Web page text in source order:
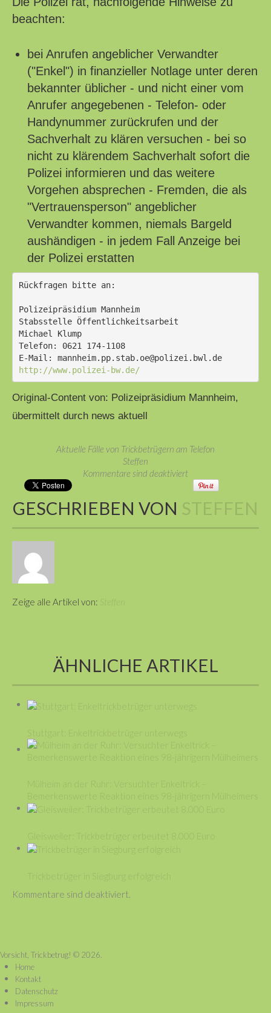
beachten:
bei Anrufen angeblicher Verwandter
("Enkel") in finanzieller Notlage unter deren
bekannter üblicher - und nicht einer vom
Anrufer angegebenen - Telefon- oder
Handynummer zurückrufen und der
Sachverhalt zu klären versuchen - bei so
nicht zu klärendem Sachverhalt sofort die
Polizei informieren und das weitere
Vorgehen absprechen - Fremden, die als
"Vertrauensperson" angeblicher
Verwandter kommen, niemals Bargeld
aushändigen - in jedem Fall Anzeige bei
der Polizei erstatten
Rückfragen bitte an:
Polizeipräsidium Mannheim
Stabsstelle Öffentlichkeitsarbeit
Michael Klump
Telefon: 0621 174-1108
E-Mail: mannheim.pp.stab.oe@polizei.bwl.de
http://www.polizei-bw.de/
Original-Content von: Polizeipräsidium Mannheim,
übermittelt durch news aktuell
Aktuelle Fälle von Trickbetrügern am Telefon
Steffen
Kommentare sind deaktiviert
GESCHRIEBEN VON STEFFEN
Zeige alle Artikel von:
ÄHNLICHE ARTIKEL
Stuttgart: Enkeltrickbetrüger unterwegs
Mülheim an der Ruhr: Versuchter Enkeltrick –
Bemerkenswerte Reaktion eines 98-jährigern Mülheimers
Gleisweiler: Trickbetrüger erbeutet 8.000 Euro
Trickbetrüger in Siegburg erfolgreich
Kommentare sind deaktiviert.
Vorsicht, Trickbetrug! © 2026.
Home
Kontakt
Datenschutz
Impressum